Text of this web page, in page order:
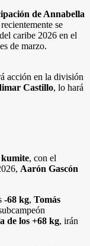
de Annabella
se
caribe 2026 en el
de marzo.
acción en la división
Castillo, lo hará
kumite, con el
Aarón Gascón
-68 kg, Tomás
de los +68 kg, irán